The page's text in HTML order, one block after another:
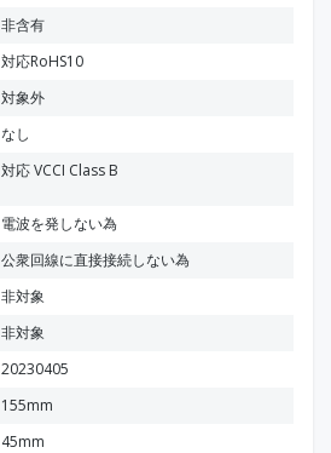
非含有
対応RoHS10
対象外
なし
対応 VCCI Class B
電波を発しない為
公衆回線に直接接続しない為
非対象
非対象
20230405
155mm
45mm